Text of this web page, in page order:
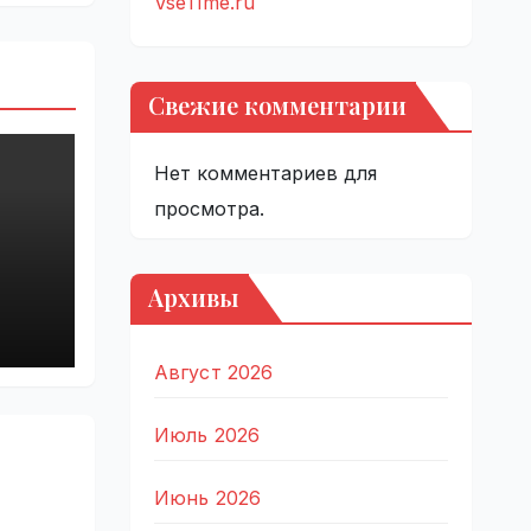
Свежие комментарии
Нет комментариев для
просмотра.
Архивы
Август 2026
Июль 2026
Июнь 2026